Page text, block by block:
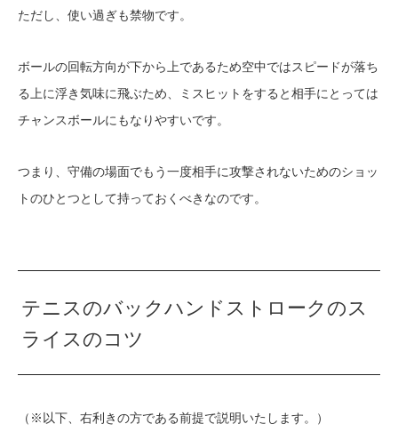
ただし、使い過ぎも禁物です。
ボールの回転方向が下から上であるため空中ではスピードが落ち
る上に浮き気味に飛ぶため、ミスヒットをすると相手にとっては
チャンスボールにもなりやすいです。
つまり、守備の場面でもう一度相手に攻撃されないためのショッ
トのひとつとして持っておくべきなのです。
テニスのバックハンドストロークのス
ライスのコツ
（※以下、右利きの方である前提で説明いたします。）